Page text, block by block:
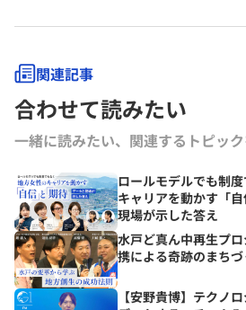
関連記事
合わせて読みたい
一緒に読みたい、関連するトピッ
ロールモデルでも制
キャリアを動かす「
現場が示した答え
水戸ど真ん中再生プ
携による奇跡のまち
【安野貴博】テクノ